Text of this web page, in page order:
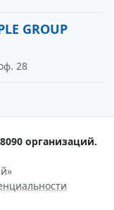
GROUP
28
организаций.